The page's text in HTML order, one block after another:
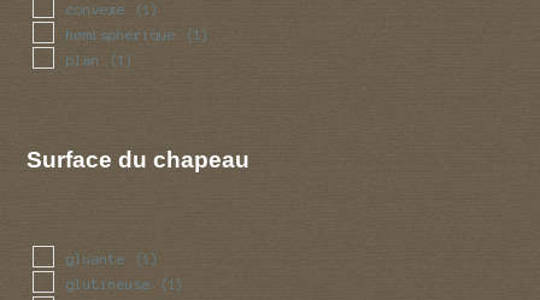
convexe (1)
hemispherique (1)
plan (1)
Surface du chapeau
gluante (1)
glutineuse (1)